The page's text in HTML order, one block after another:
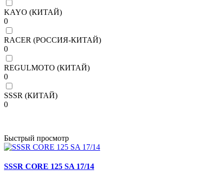
KAYO (КИТАЙ)
0
RACER (РОССИЯ-КИТАЙ)
0
REGULMOTO (КИТАЙ)
0
SSSR (КИТАЙ)
0
Быстрый просмотр
SSSR CORE 125 SA 17/14